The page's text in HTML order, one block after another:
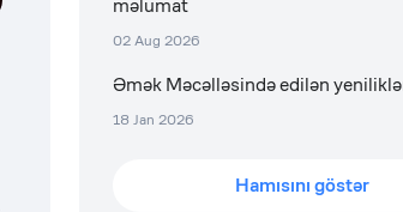
məlumat
02 Aug 2026
Əmək Məcəlləsində edilən
18 Jan 2026
Hamısını göstər